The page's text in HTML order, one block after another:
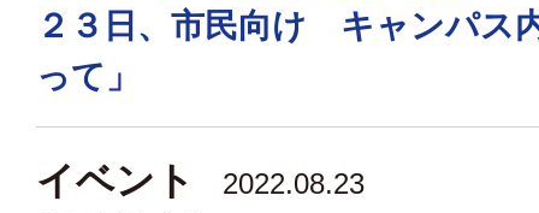
２３日、市民向け キャンパス
って」
イベント
2022.08.23